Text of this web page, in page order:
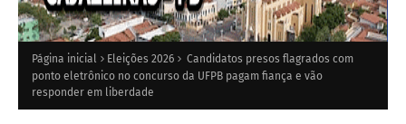
Página inicial Eleições 2026
Candidatos presos flagrados com
ponto eletrônico no concurso da UFPB pagam fiança e vão
responder em liberdade